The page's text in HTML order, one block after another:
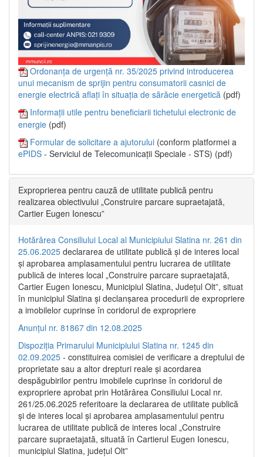
Ordonanța de urgență nr. 35/2025 privind introducerea
unui mecanism de sprijin pentru consumatorii casnici de
energie electrică aflați în situația de sărăcie energetică (pdf)
Informații utile pentru beneficiarii tichetului electronic de
energie (pdf)
Formular de solicitare a ajutorului (conform platformei a
ePIDS - Serviciul de Telecomunicații Speciale - STS) (pdf)
Exproprierea pentru cauză de utilitate publică pentru
realizarea obiectivului „Construire parcare supraetajată,
Cartier Eugen Ionescu”
Hotărârea Consiliului Local al Municipiului Slatina nr. 261 din
25.06.2025 declararea de utilitate publică și de interes local
și aprobarea amplasamentului pentru lucrarea de utilitate
publică de interes local „Construire parcare supraetajată,
Cartier Eugen Ionescu, Municipiul Slatina, Județul Olt”, situat
în municipiul Slatina și declanșarea procedurii de expropriere
a imobilelor cuprinse în coridorul de expropriere
Anunțul nr. 81867 din 12.08.2025
Dispoziția Primarului Municipiului Slatina nr. 1245 din
02.09.2025 - constituirea comisiei de verificare a dreptului de
proprietate sau a altor drepturi reale și acordarea
despăgubirilor pentru imobilele cuprinse în coridorul de
expropriere aprobat prin Hotărârea Consiliului Local nr.
261/25.06.2025 referitoare la declararea de utilitate publică
și de interes local și aprobarea amplasamentului pentru
lucrarea de utilitate publică de interes local „Construire
parcare supraetajată, situată în Cartierul Eugen Ionescu,
municipiul Slatina, județul Olt”